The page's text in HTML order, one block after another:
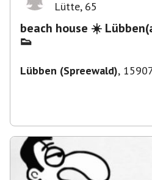
Lütte, 65
beach house ☀️
👟
Lübben (Spreewald),